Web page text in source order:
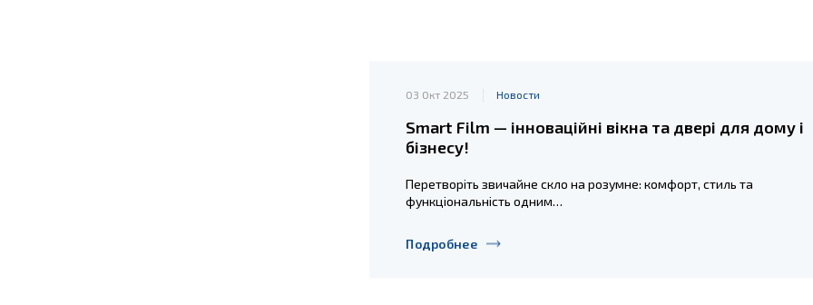
03 Окт 2025 Новости
Smart Film — інноваційні вікна та двері для дому і
бізнесу!
Перетворіть звичайне скло на розумне: комфорт, стиль та
функціональність одним…
Подробнее